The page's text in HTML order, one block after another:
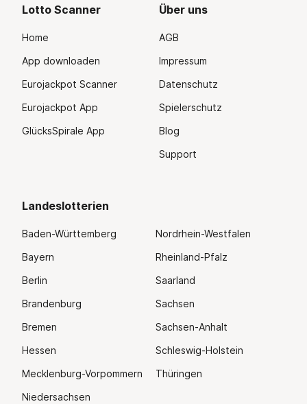
Lotto Scanner
Home
App downloaden
Eurojackpot Scanner
Eurojackpot App
GlücksSpirale App
Über uns
AGB
Impressum
Datenschutz
Spielerschutz
Blog
Support
Landeslotterien
Baden-Württemberg
Bayern
Berlin
Brandenburg
Bremen
Hessen
Mecklenburg-Vorpommern
Niedersachsen
Nordrhein-Westfalen
Rheinland-Pfalz
Saarland
Sachsen
Sachsen-Anhalt
Schleswig-Holstein
Thüringen